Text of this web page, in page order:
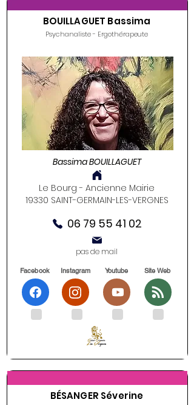
BOUILLAGUET Bassima
Psychanaliste - Ergothérapeute
Bassima BOUILLAGUET
Le Bourg - Ancienne Mairie
19330 SAINT-GERMAIN-LES-VERGNES
06 79 55 41 02
pas de mail
Facebook Instagram Youtube Site Web
BÉSANGER Séverine